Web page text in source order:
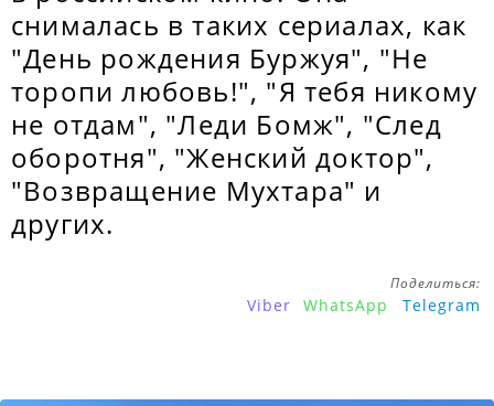
снималась в таких сериалах, как
"День рождения Буржуя", "Не
торопи любовь!", "Я тебя никому
не отдам", "Леди Бомж", "След
оборотня", "Женский доктор",
"Возвращение Мухтара" и
других.
Поделиться:
Viber WhatsApp Telegram